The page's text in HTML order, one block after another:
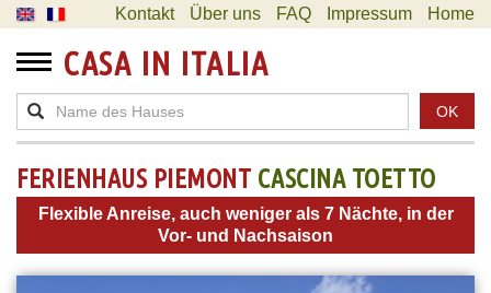
Kontakt Über uns FAQ Impressum Home
CASA IN ITALIA
OK
FERIENHAUS PIEMONT CASCINA TOETTO
Flexible Anreise, auch weniger als 7 Nächte, in der
Vor- und Nachsaison